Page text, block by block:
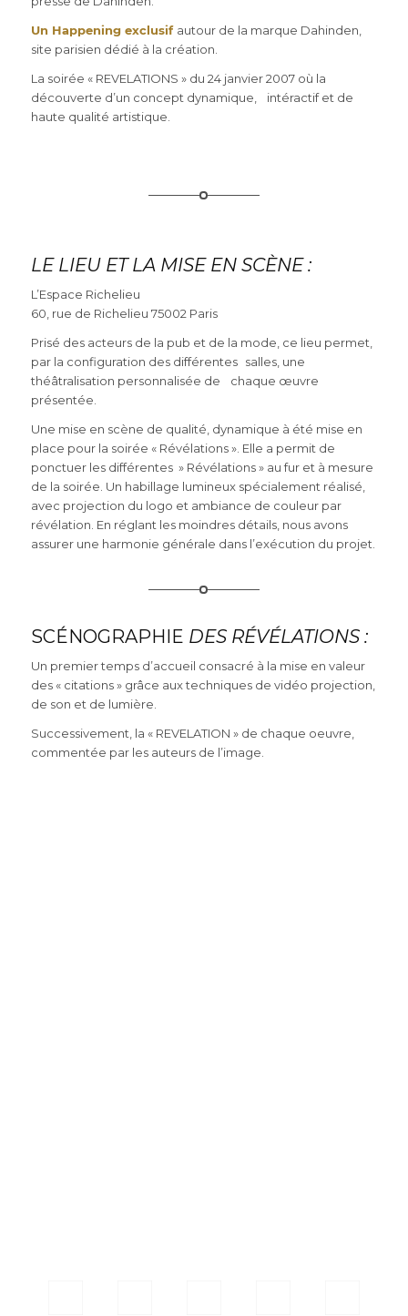
Un Happening exclusif autour de la marque Dahinden,
site parisien dédié à la création.
La soirée « REVELATIONS » du 24 janvier 2007 où la
découverte d’un concept dynamique, intéractif et de
haute qualité artistique.
LE LIEU ET LA MISE EN SCÈNE :
L’Espace Richelieu
60, rue de Richelieu 75002 Paris
Prisé des acteurs de la pub et de la mode, ce lieu permet,
par la configuration des différentes salles, une
théâtralisation personnalisée de chaque œuvre
présentée.
Une mise en scène de qualité, dynamique à été mise en
place pour la soirée « Révélations ». Elle a permit de
ponctuer les différentes » Révélations » au fur et à mesure
de la soirée. Un habillage lumineux spécialement réalisé,
avec projection du logo et ambiance de couleur par
révélation. En réglant les moindres détails, nous avons
assurer une harmonie générale dans l’exécution du projet.
SCÉNOGRAPHIE DES RÉVÉLATIONS :
Un premier temps d’accueil consacré à la mise en valeur
des « citations » grâce aux techniques de vidéo projection,
de son et de lumière.
Successivement, la « REVELATION » de chaque oeuvre,
commentée par les auteurs de l’image.